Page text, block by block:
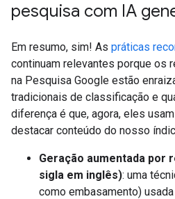
pesquisa com IA
Em resumo, sim! As práticas
continuam relevantes porque os
na Pesquisa Google estão
tradicionais de classificação e
diferença é que, agora, eles
destacar conteúdo do nosso
Geração aumentada por
sigla em inglês): uma
como embasamento)